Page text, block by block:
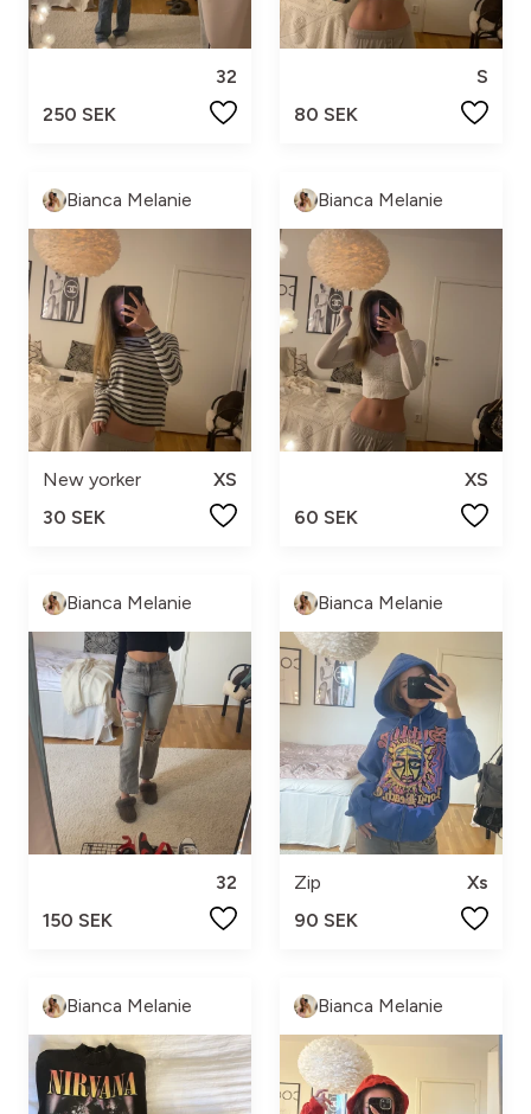
32
250 SEK
S
80 SEK
Bianca Melanie
New yorker
XS
30 SEK
Bianca Melanie
XS
60 SEK
Bianca Melanie
32
150 SEK
Bianca Melanie
Zip
Xs
90 SEK
Bianca Melanie Bianca Melanie